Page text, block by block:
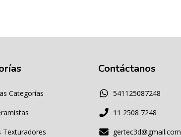
Categorías
Texturadores
Contáctanos
541125087248
11 2508 7248
gertec3d@gmail.com